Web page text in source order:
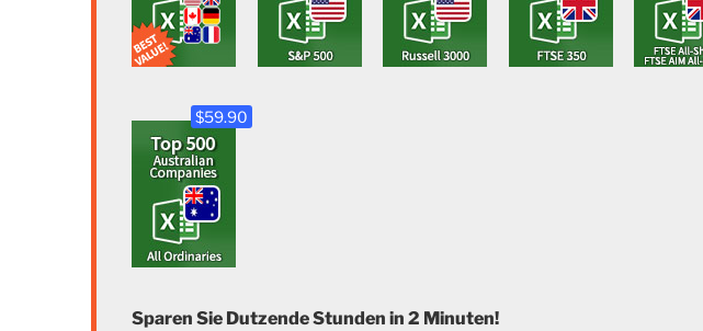
$59.90
Sparen Sie Dutzende Stunden in 2 Minuten!